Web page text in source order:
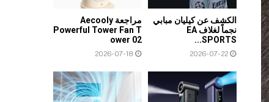
الكشف عن كيليان مبابي
نجماً لغلاف EA
SPORTS...
2026-07-22
مراجعة Aecooly
Powerful Tower Fan T
ower 02
2026-07-18